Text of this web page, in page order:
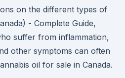
on the different types of
- Complete Guide,
suffer from inflammation,
other symptoms can often
oil for sale in Canada.